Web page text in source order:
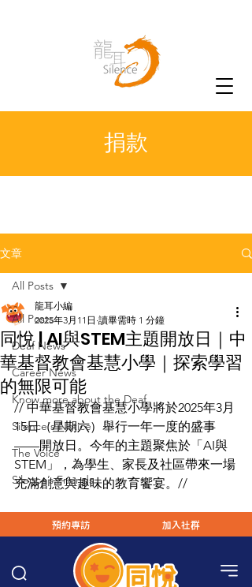
捐款
文章
All Posts
Deaf News
Career News
Know more about the Deaf
Silence's Notice
The Voice
Silence’s Friends
All Posts
同悅 | AI與STEM主題開放日｜中
華基督教會基慧小學｜探索學習
的無限可能
龍耳小編
2025年3月11日 讀畢需時 1 分鐘
// 中華基督教會基慧小學將於2025年3月
15日（星期六）舉行一年一度的盛事
——開放日。今年的主題聚焦於「AI與
STEM」，為學生、家長及社區帶來一場
充滿創意與趣味的教育饗宴。//